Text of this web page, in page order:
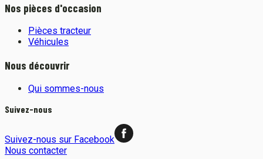
Nos pièces d'occasion
Pièces tracteur
Véhicules
Nous découvrir
Qui sommes-nous
Suivez-nous
Suivez-nous sur Facebook
Nous contacter